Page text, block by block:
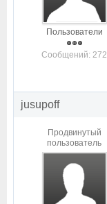
Пользователи
Cообщений: 272
jusupoff
Продвинутый
пользователь